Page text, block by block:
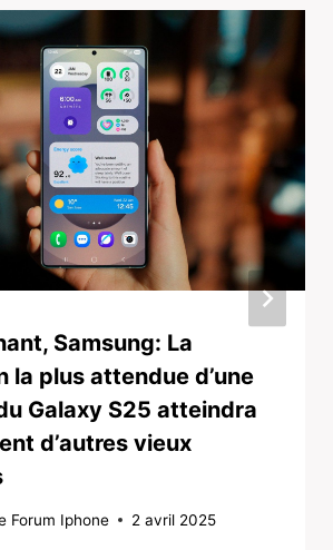
Samsung: La
la plus attendue d’une
Galaxy S25 atteindra
d’autres vieux
Forum Iphone 2 avril 2025